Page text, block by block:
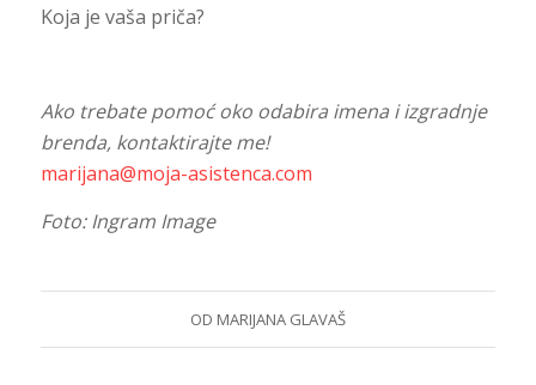
Koja je vaša priča?
Ako trebate pomoć oko odabira imena i izgradnje
brenda, kontaktirajte me!
marijana@moja-asistenca.com
Foto: Ingram Image
OD MARIJANA GLAVAŠ